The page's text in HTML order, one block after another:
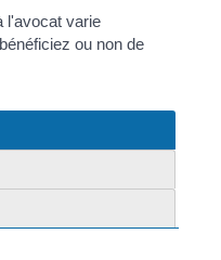
l'avocat varie
ou non de